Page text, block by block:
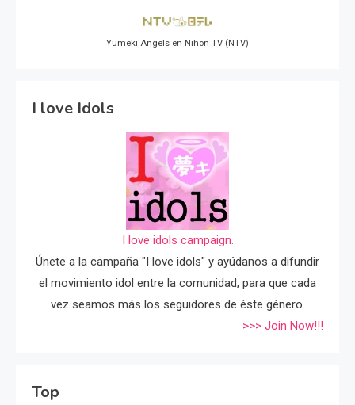
Yumeki Angels en Nihon TV (NTV)
I love Idols
I love idols campaign.
Únete a la campaña "I love idols" y ayúdanos a difundir
el movimiento idol entre la comunidad, para que cada
vez seamos más los seguidores de éste género.
>>> Join Now!!!
Top